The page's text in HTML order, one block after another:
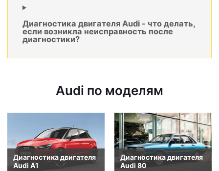
Диагностика двигателя Audi - что делать,
если возникла неисправность после
диагностики?
Audi по моделям
Диагностика двигателя
Audi A1
Диагностика двигателя
Audi 80